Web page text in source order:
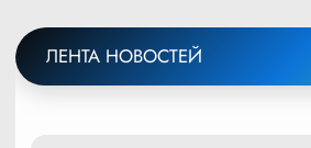
ЛЕНТА НОВОСТЕЙ